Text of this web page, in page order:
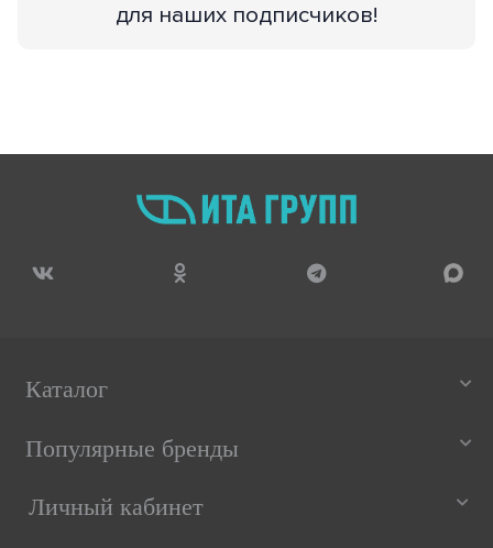
для наших подписчиков!
Каталог
Популярные бренды
Личный кабинет